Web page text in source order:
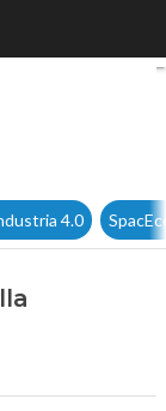
digitali
4.0